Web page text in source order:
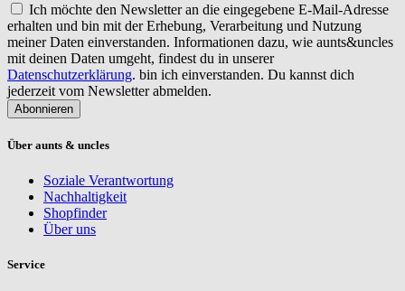
Ich möchte den Newsletter an die eingegebene E-Mail-Adresse
erhalten und bin mit der Erhebung, Verarbeitung und Nutzung
meiner Daten einverstanden. Informationen dazu, wie aunts&uncles
mit deinen Daten umgeht, findest du in unserer
Datenschutzerklärung. bin ich einverstanden. Du kannst dich
jederzeit vom Newsletter abmelden.
Abonnieren
Über aunts & uncles
Soziale Verantwortung
Nachhaltigkeit
Shopfinder
Über uns
Service